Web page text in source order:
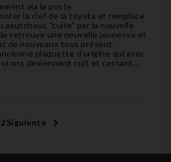
via la poste
la clef de la toyota et remplace
"cuite" par la nouvelle
retrouve une nouvelle jeunesse et
de nouveaux tous présent.
plaquette d'origine qui avec
deviennent cuit et cassant...
2Siguiente 